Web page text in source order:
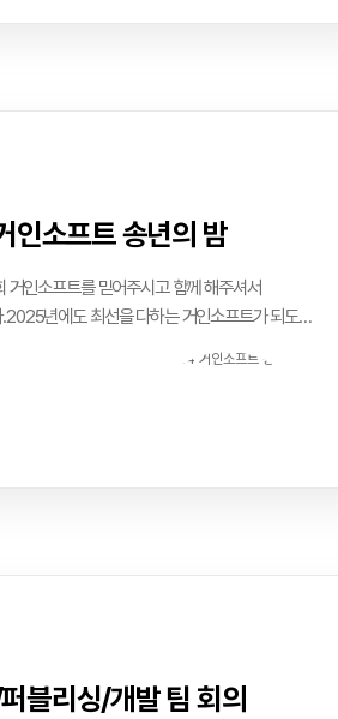
소프트 송년의 밤
인소프트를 믿어주시고 함께 해주셔서
년에도 최선을 다하는 거인소프트가 되도록
블리싱/개발 팀 회의